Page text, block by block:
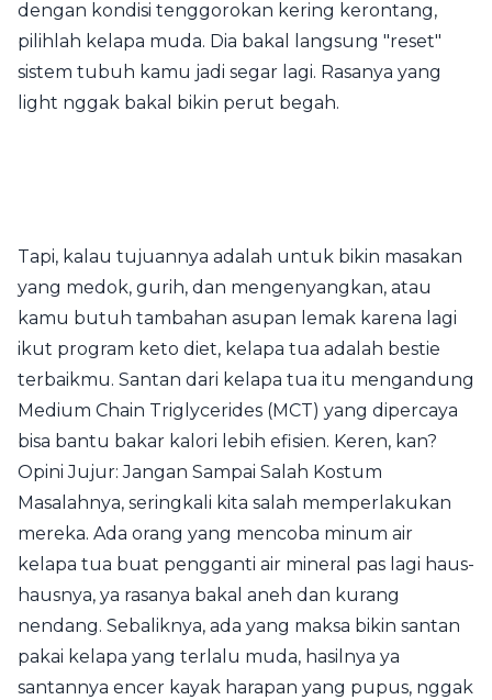
dengan kondisi tenggorokan kering kerontang,
pilihlah kelapa muda. Dia bakal langsung "reset"
sistem tubuh kamu jadi segar lagi. Rasanya yang
light nggak bakal bikin perut begah.
Tapi, kalau tujuannya adalah untuk bikin masakan
yang medok, gurih, dan mengenyangkan, atau
kamu butuh tambahan asupan lemak karena lagi
ikut program keto diet, kelapa tua adalah bestie
terbaikmu. Santan dari kelapa tua itu mengandung
Medium Chain Triglycerides (MCT) yang dipercaya
bisa bantu bakar kalori lebih efisien. Keren, kan?
Opini Jujur: Jangan Sampai Salah Kostum
Masalahnya, seringkali kita salah memperlakukan
mereka. Ada orang yang mencoba minum air
kelapa tua buat pengganti air mineral pas lagi haus-
hausnya, ya rasanya bakal aneh dan kurang
nendang. Sebaliknya, ada yang maksa bikin santan
pakai kelapa yang terlalu muda, hasilnya ya
santannya encer kayak harapan yang pupus, nggak